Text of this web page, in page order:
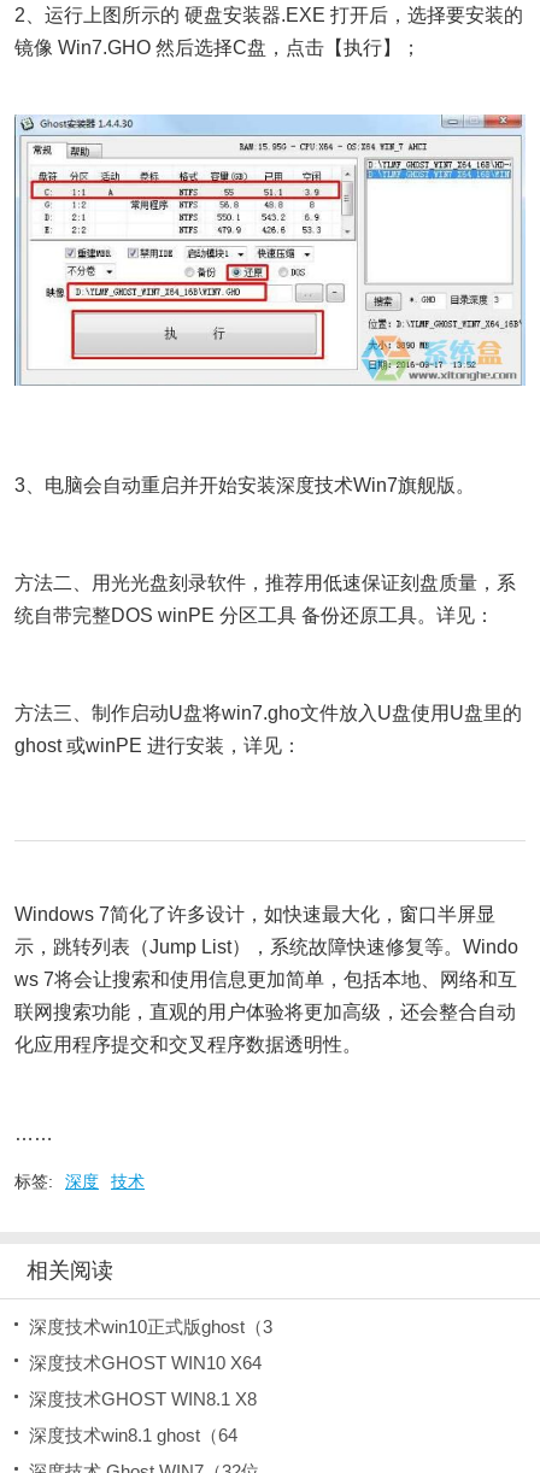
2、运行上图所示的 硬盘安装器.EXE 打开后，选择要安装的
镜像 Win7.GHO 然后选择C盘，点击【执行】；
3、电脑会自动重启并开始安装深度技术Win7旗舰版。
方法二、用光光盘刻录软件，推荐用低速保证刻盘质量，系
统自带完整DOS winPE 分区工具 备份还原工具。详见：
方法三、制作启动U盘将win7.gho文件放入U盘使用U盘里的
ghost 或winPE 进行安装，详见：
Windows 7简化了许多设计，如快速最大化，窗口半屏显
示，跳转列表（Jump List），系统故障快速修复等。Windo
ws 7将会让搜索和使用信息更加简单，包括本地、网络和互
联网搜索功能，直观的用户体验将更加高级，还会整合自动
化应用程序提交和交叉程序数据透明性。
……
标签: 深度 技术
相关阅读
深度技术win10正式版ghost（3
深度技术GHOST WIN10 X64
深度技术GHOST WIN8.1 X8
深度技术win8.1 ghost（64